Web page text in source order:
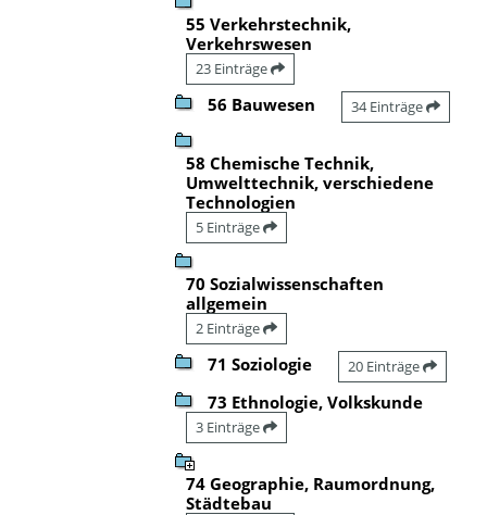
55 Verkehrstechnik,
Verkehrswesen
23 Einträge
56 Bauwesen 34 Einträge
58 Chemische Technik,
Umwelttechnik, verschiedene
Technologien
5 Einträge
70 Sozialwissenschaften
allgemein
2 Einträge
71 Soziologie 20 Einträge
73 Ethnologie, Volkskunde
3 Einträge
74 Geographie, Raumordnung,
Städtebau